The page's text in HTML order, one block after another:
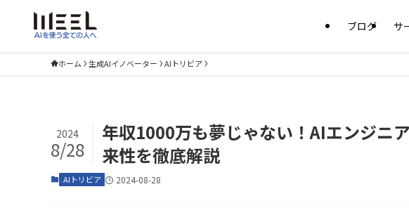
ブログ サ
ホーム 生成AIイノベーター AIトリビア
年収1000万も夢じゃない！AIエンジニ
来性を徹底解説
2024
8/28
AIトリビア 2024-08-28